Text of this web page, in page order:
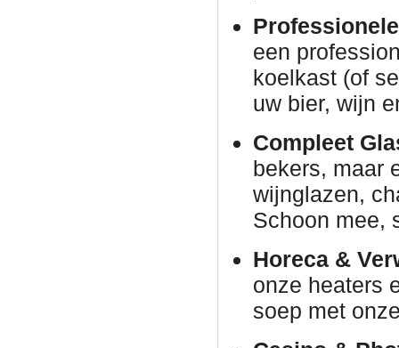
een
koelkast (of
uw bier, wijn
Compleet
bekers, maar
wijnglazen,
Schoon mee,
Horeca &
onze heaters
soep met